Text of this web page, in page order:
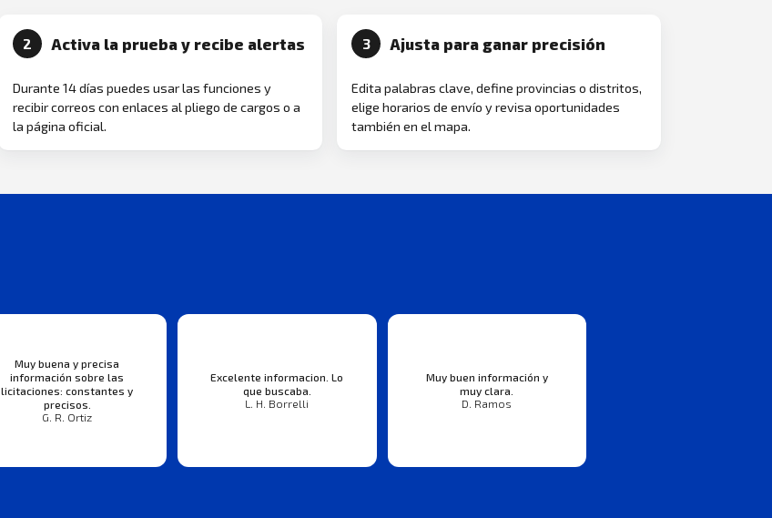
2 Activa la prueba y recibe alertas
Durante 14 días puedes usar las funciones y
recibir correos con enlaces al pliego de cargos o a
la página oficial.
3 Ajusta para ganar precisión
Edita palabras clave, define provincias o distritos,
elige horarios de envío y revisa oportunidades
también en el mapa.
Muy buena y precisa
información sobre las
licitaciones: constantes y
precisos.
G. R. Ortiz
Excelente informacion. Lo
que buscaba.
L. H. Borrelli
Muy buen información y
muy clara.
D. Ramos